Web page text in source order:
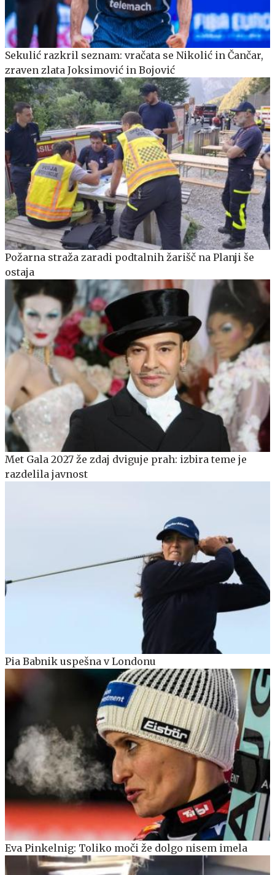
Sekulić razkril seznam: vračata se Nikolić in Čančar,
zraven zlata Joksimović in Bojović
Požarna straža zaradi podtalnih žarišč na Planji še
ostaja
Met Gala 2027 že zdaj dviguje prah: izbira teme je
razdelila javnost
Pia Babnik uspešna v Londonu
Eva Pinkelnig: Toliko moči že dolgo nisem imela